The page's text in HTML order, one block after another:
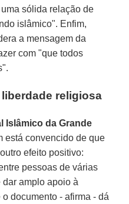
sólida relação de
islâmico". Enfim,
a mensagem da
com "que todos
religiosa
Islâmico da Grande
está convencido de que
efeito positivo:
pessoas de várias
amplo apoio à
documento - afirma - dá